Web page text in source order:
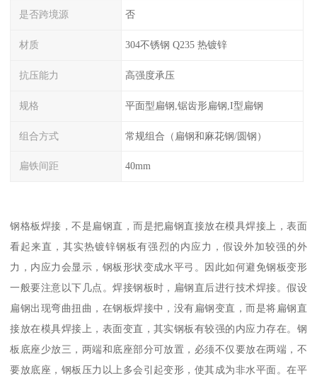
是否跨境源 否
材质 304不锈钢 Q235 热镀锌
抗压能力 高强度承压
规格 平面型扁钢,锯齿形扁钢,I型扁钢
组合方式 常规组合（扁钢和麻花钢/圆钢）
扁铁间距 40mm
钢格板焊接，不是扁钢直，而是把扁钢直接放在模具焊接上，表面
看起来直，其实热镀锌钢板有强烈的内应力，假设外加较强的外
力，内应力会显示，钢板形状变成水平弓。因此如何避免钢板变形
一般要注意以下几点。焊接钢板时，扁钢直后进行技术焊接。假设
扁钢出现弯曲扭曲，在钢板焊接中，没有扁钢变直，而是将扁钢直
接放在模具焊接上，表面变直，其实钢板有较强的内应力存在。钢
板底座少放三，两端和底座部分可放置，必须不仅要放在两端，不
要放底座，钢板压力以上多会引起变形，使其成为非水平面。在平